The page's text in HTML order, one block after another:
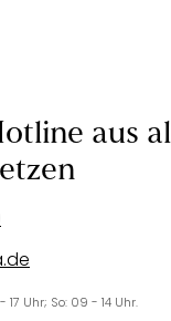
aus
Uhr; So: 09 - 14 Uhr.